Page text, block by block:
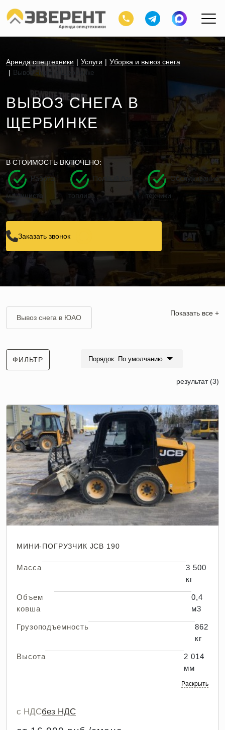
Аренда спецтехники Услуги
Уборка и вывоз снега
Вывоз снега в Щербинке
ВЫВОЗ СНЕГА В
ЩЕРБИНКЕ
В СТОИМОСТЬ ВКЛЮЧЕНО:
Работа
машиниста
Полный бак
топлива
Обслуживание
техники
Заказать звонок
Вывоз снега в ЮАО
Вывоз снега в СЗАО
Вывоз снега в Солнечногорске
Вывоз снега в ЦАО
Показать все +
ФИЛЬТР Порядок: По умолчанию
результат (3)
МИНИ-ПОГРУЗЧИК JCB 190
Масса
3 500
кг
Объем
ковша
0,4
м3
Грузоподъемность
862
кг
Высота
2 014
мм
Раскрыть
с НДСбез НДС